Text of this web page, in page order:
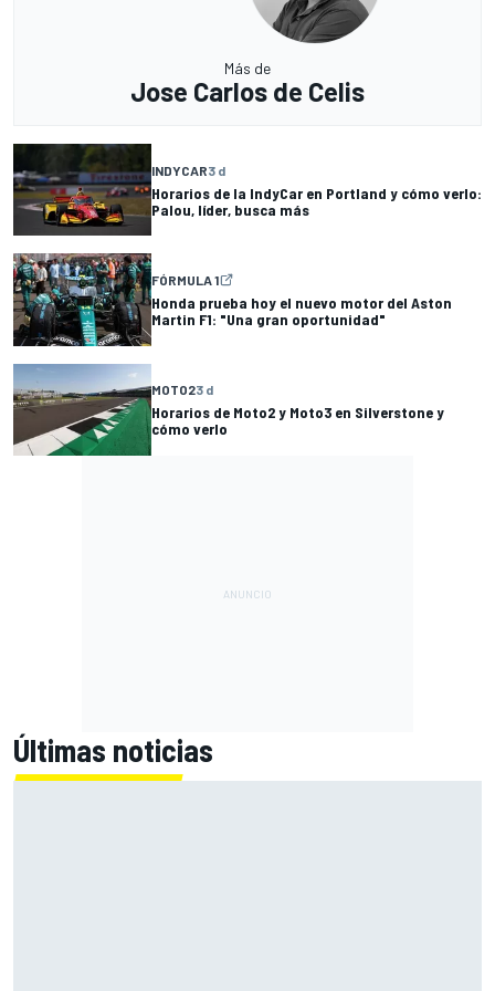
Más de
Jose Carlos de Celis
INDYCAR3 d
Horarios de la IndyCar en Portland y cómo verlo:
Palou, líder, busca más
FÓRMULA 1
Honda prueba hoy el nuevo motor del Aston
Martin F1: "Una gran oportunidad"
MOTO23 d
Horarios de Moto2 y Moto3 en Silverstone y
cómo verlo
Últimas noticias